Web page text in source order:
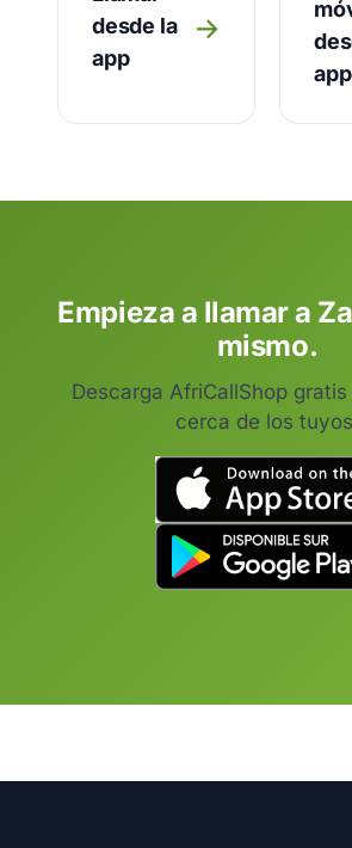
desde la
app
→
app
Empieza a llamar a
mismo.
Descarga AfriCallShop
cerca de los